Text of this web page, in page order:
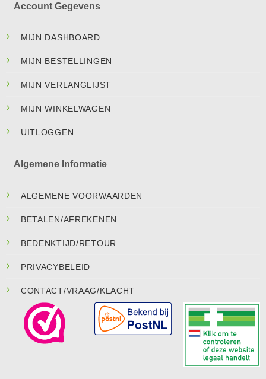
Account Gegevens
MIJN DASHBOARD
MIJN BESTELLINGEN
MIJN VERLANGLIJST
MIJN WINKELWAGEN
UITLOGGEN
Algemene Informatie
ALGEMENE VOORWAARDEN
BETALEN/AFREKENEN
BEDENKTIJD/RETOUR
PRIVACYBELEID
CONTACT/VRAAG/KLACHT